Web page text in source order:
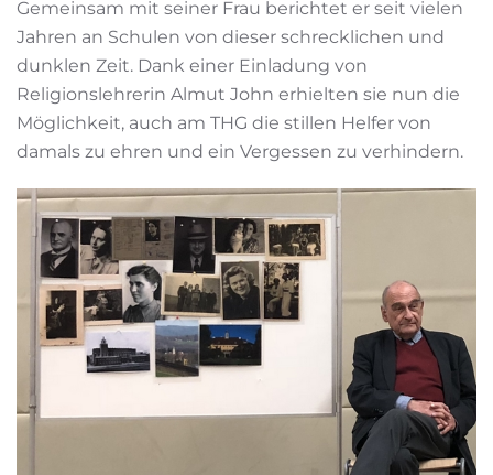
Gemeinsam mit seiner Frau berichtet er seit vielen
Jahren an Schulen von dieser schrecklichen und
dunklen Zeit. Dank einer Einladung von
Religionslehrerin Almut John erhielten sie nun die
Möglichkeit, auch am THG die stillen Helfer von
damals zu ehren und ein Vergessen zu verhindern.